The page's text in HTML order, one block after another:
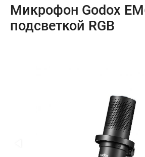
Микрофон Godox
подсветкой RGB